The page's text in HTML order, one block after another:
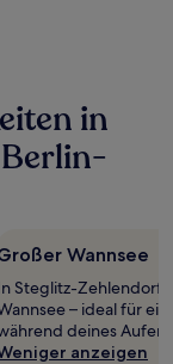
in
Wannsee
Steglitz-Zehlendorf
– ideal für
deines
anzeigen